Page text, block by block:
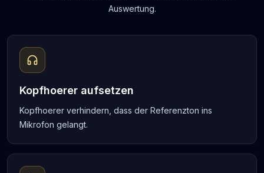
Auswertung.
Kopfhoerer aufsetzen
Kopfhoerer verhindern, dass der Referenzton ins
Mikrofon gelangt.